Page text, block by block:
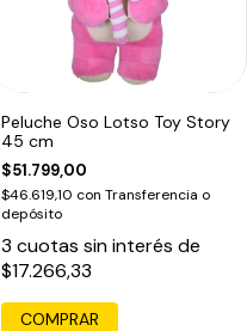
Peluche Oso Lotso Toy Story
45 cm
$51.799,00
$46.619,10 con Transferencia o
depósito
3 cuotas sin interés de
$17.266,33
COMPRAR